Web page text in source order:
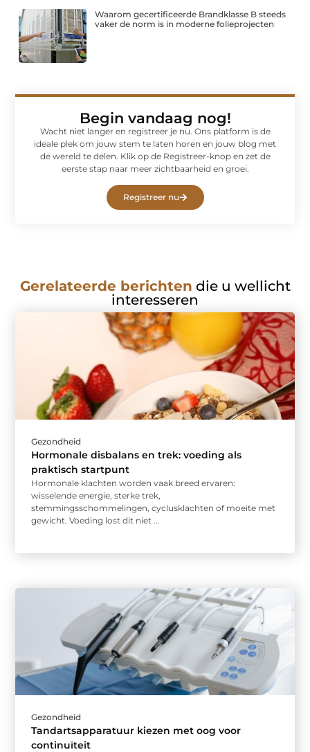
Waarom gecertificeerde Brandklasse B steeds
vaker de norm is in moderne folieprojecten
Begin vandaag nog!
Wacht niet langer en registreer je nu. Ons platform is de
ideale plek om jouw stem te laten horen en jouw blog met
de wereld te delen. Klik op de Registreer-knop en zet de
eerste stap naar meer zichtbaarheid en groei.
Registreer nu
Gerelateerde berichten die u wellicht
interesseren
Gezondheid
Hormonale disbalans en trek: voeding als
praktisch startpunt
Hormonale klachten worden vaak breed ervaren:
wisselende energie, sterke trek,
stemmingsschommelingen, cyclusklachten of moeite met
gewicht. Voeding lost dit niet ...
Gezondheid
Tandartsapparatuur kiezen met oog voor
continuïteit